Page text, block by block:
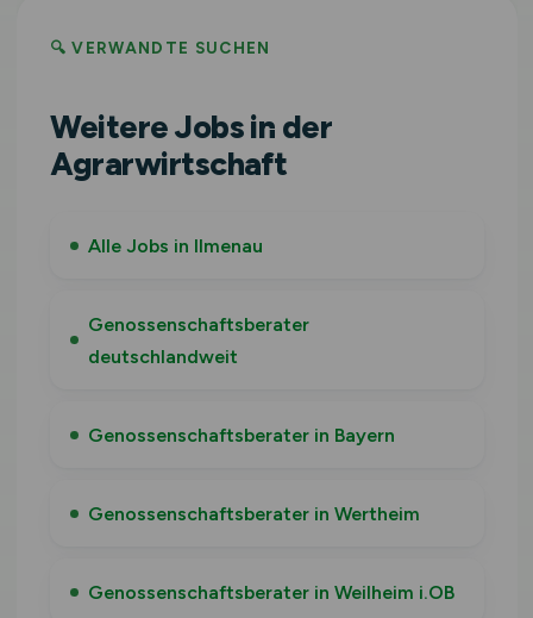
🔍 VERWANDTE SUCHEN
Weitere Jobs in der
Agrarwirtschaft
Alle Jobs in Ilmenau
Genossenschaftsberater
deutschlandweit
Genossenschaftsberater in Bayern
Genossenschaftsberater in Wertheim
Genossenschaftsberater in Weilheim i.OB